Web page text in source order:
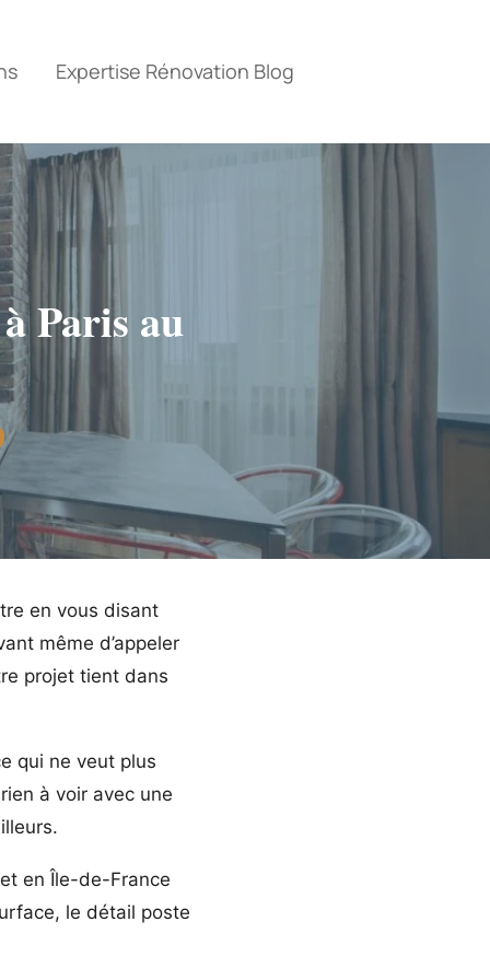
Expertise Rénovation Blog
Paris au
en vous disant
même d’appeler
projet tient dans
qui ne veut plus
à voir avec une
en Île-de-France
le détail poste